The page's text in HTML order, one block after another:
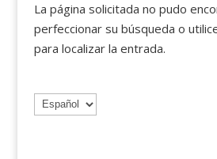
La página solicitada no pudo
perfeccionar su búsqueda o
para localizar la entrada.
Elegir